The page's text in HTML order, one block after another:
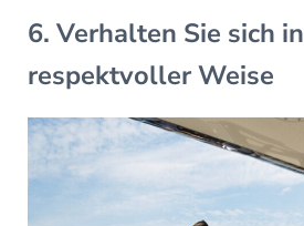
6. Verhalten Sie sich in
respektvoller Weise